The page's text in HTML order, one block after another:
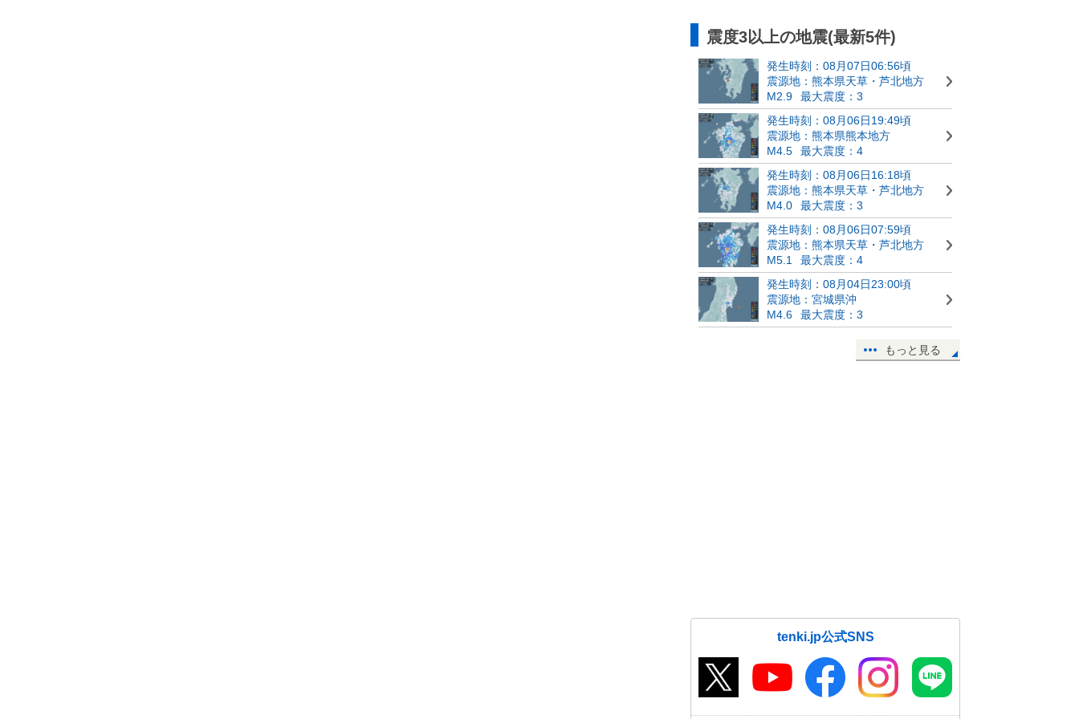
震度3以上の地震(最新5件)
発生時刻：08月07日06:56頃
震源地：熊本県天草・芦北地方
M2.9
最大震度：3
発生時刻：08月06日19:49頃
震源地：熊本県熊本地方
M4.5
最大震度：4
発生時刻：08月06日16:18頃
震源地：熊本県天草・芦北地方
M4.0
最大震度：3
発生時刻：08月06日07:59頃
震源地：熊本県天草・芦北地方
M5.1
最大震度：4
発生時刻：08月04日23:00頃
震源地：宮城県沖
M4.6
最大震度：3
もっと見る
tenki.jp公式SNS